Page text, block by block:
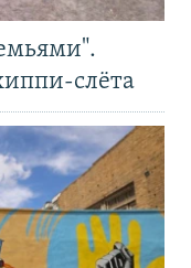
слёта